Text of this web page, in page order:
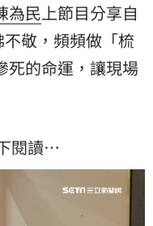
為民上節目分享自
敬，頻頻做「梳
死的命運，讓現場
閱讀…